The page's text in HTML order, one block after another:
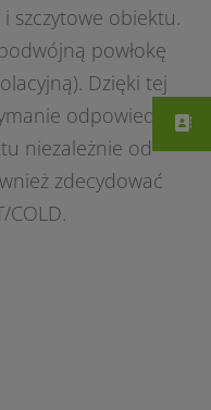
szczytowe obiektu.
powłokę
Dzięki tej
odpowiedniej
niezależnie od
zdecydować
COLD.